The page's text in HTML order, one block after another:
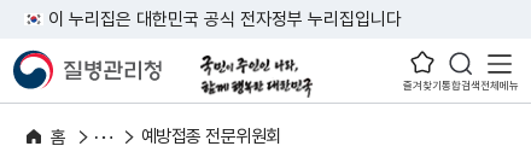
이 누리집은 대한민국 공식 전자정부 누리집입니다
즐겨찾기통합검색전체메뉴
홈 예방접종 전문위원회